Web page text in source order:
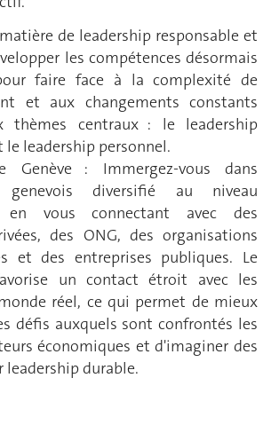
de leadership responsable et
les compétences désormais
faire face à la complexité de
et aux changements constants
thèmes centraux : le leadership
le leadership personnel.
Genève : Immergez-vous dans
genevois diversifié au niveau
en vous connectant avec des
des ONG, des organisations
et des entreprises publiques. Le
un contact étroit avec les
réel, ce qui permet de mieux
défis auxquels sont confrontés les
économiques et d'imaginer des
leadership durable.